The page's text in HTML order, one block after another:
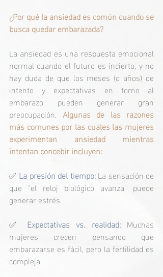
¿Por qué la ansiedad es común cuando se
busca quedar embarazada?
La ansiedad es una respuesta emocional
normal cuando el futuro es incierto, y no
hay duda de que los meses (o años) de
intento y expectativas en torno al
embarazo pueden generar gran
preocupación. Algunas de las razones
más comunes por las cuales las mujeres
experimentan ansiedad mientras
intentan concebir incluyen:
✅ La presión del tiempo: La sensación de
que "el reloj biológico avanza" puede
generar estrés.
✅ Expectativas vs. realidad: Muchas
mujeres crecen pensando que
embarazarse es fácil, pero la fertilidad es
compleja.